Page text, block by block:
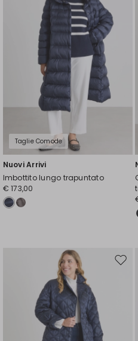
Taglie Comode
Nuovi Arrivi
Imbottito lungo trapuntato
€ 173,00
Sposta